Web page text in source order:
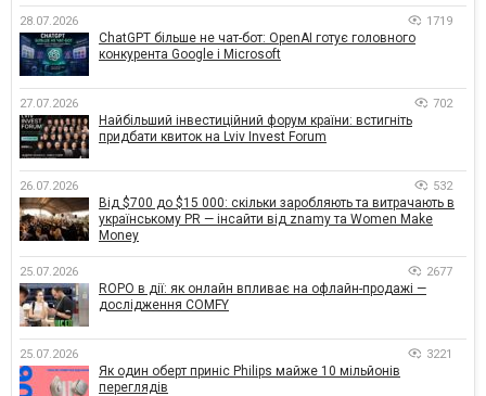
28.07.2026 1719
ChatGPT більше не чат-бот: OpenAI готує головного
конкурента Google і Microsoft
27.07.2026 702
Найбільший інвестиційний форум країни: встигніть
придбати квиток на Lviv Invest Forum
26.07.2026 532
Від $700 до $15 000: скільки заробляють та витрачають в
українському PR — інсайти від znamy та Women Make
Money
25.07.2026 2677
ROPO в дії: як онлайн впливає на офлайн-продажі —
дослідження COMFY
25.07.2026 3221
Як один оберт приніс Philips майже 10 мільйонів
переглядів